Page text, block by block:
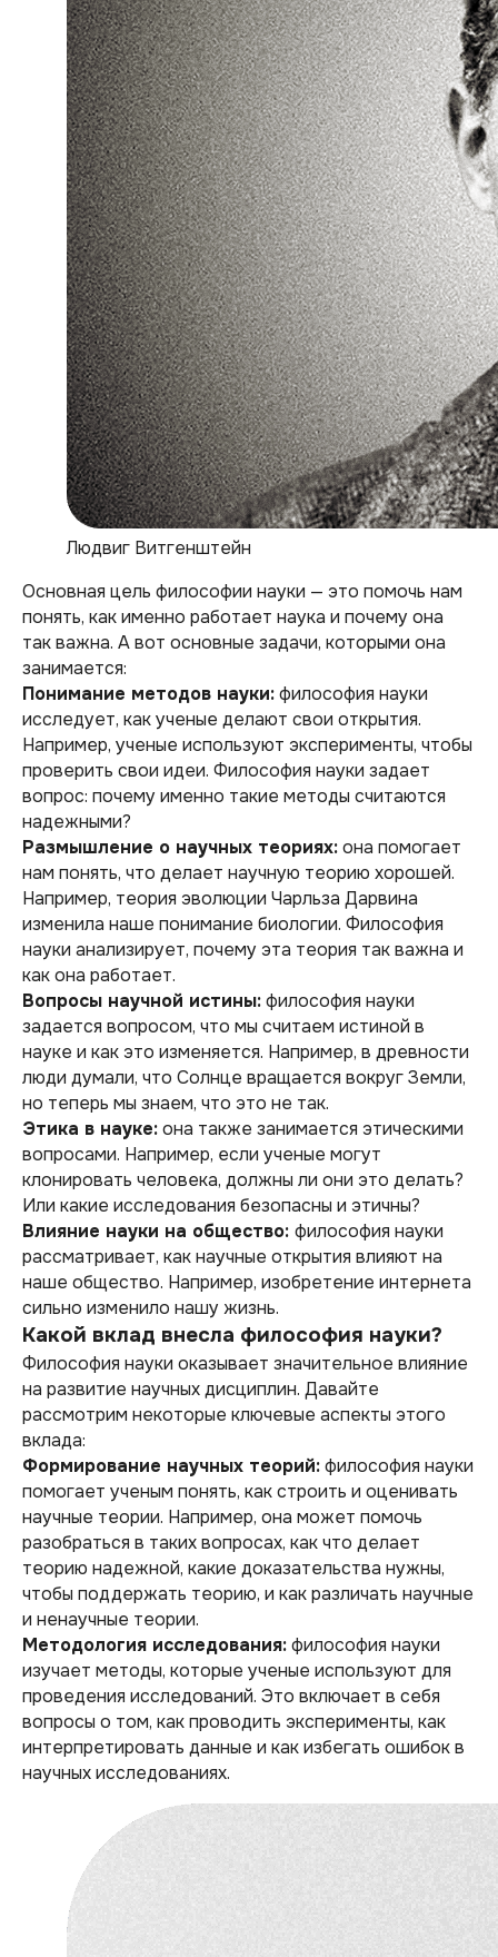
Людвиг Витгенштейн
Основная цель философии науки — это помочь нам
понять, как именно работает наука и почему она
так важна. А вот основные задачи, которыми она
занимается:
Понимание методов науки:философия науки
исследует, как ученые делают свои открытия.
Например, ученые используют эксперименты, чтобы
проверить свои идеи. Философия науки задает
вопрос: почему именно такие методы считаются
надежными?
Размышление о научных теориях:она помогает
нам понять, что делает научную теорию хорошей.
Например, теория эволюции Чарльза Дарвина
изменила наше понимание биологии. Философия
науки анализирует, почему эта теория так важна и
как она работает.
Вопросы научной истины:философия науки
задается вопросом, что мы считаем истиной в
науке и как это изменяется. Например, в древности
люди думали, что Солнце вращается вокруг Земли,
но теперь мы знаем, что это не так.
Этика в науке:она также занимается этическими
вопросами. Например, если ученые могут
клонировать человека, должны ли они это делать?
Или какие исследования безопасны и этичны?
Влияние науки на общество: философия науки
рассматривает, как научные открытия влияют на
наше общество. Например, изобретение интернета
сильно изменило нашу жизнь.
Какой вклад внесла философия науки?
Философия науки оказывает значительное влияние
на развитие научных дисциплин. Давайте
рассмотрим некоторые ключевые аспекты этого
вклада:
Формирование научных теорий:философия науки
помогает ученым понять, как строить и оценивать
научные теории. Например, она может помочь
разобраться в таких вопросах, как что делает
теорию надежной, какие доказательства нужны,
чтобы поддержать теорию, и как различать научные
и ненаучные теории.
Методология исследования:философия науки
изучает методы, которые ученые используют для
проведения исследований. Это включает в себя
вопросы о том, как проводить эксперименты, как
интерпретировать данные и как избегать ошибок в
научных исследованиях.